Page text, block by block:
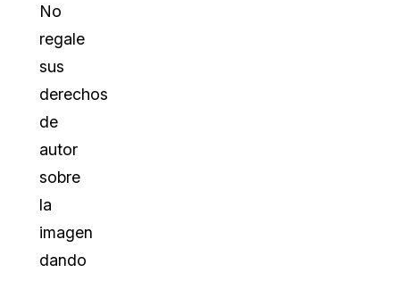
No
regale
sus
derechos
de
autor
sobre
la
imagen
dando